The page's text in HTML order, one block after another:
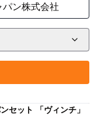
セット 「ヴィンチ」